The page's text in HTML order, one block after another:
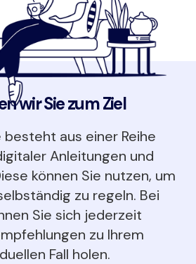
wir Sie zum Ziel
besteht aus einer Reihe
Anleitungen und
können Sie nutzen, um
zu regeln. Bei
Sie sich jederzeit
zu Ihrem
Fall holen.